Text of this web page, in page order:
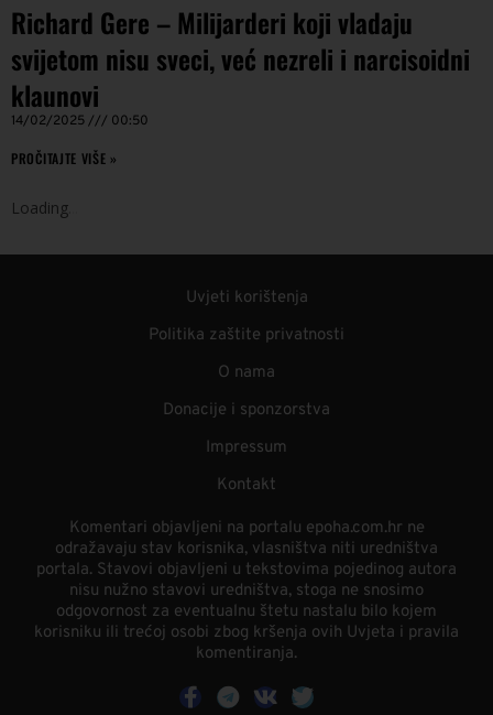
Richard Gere – Milijarderi koji vladaju
svijetom nisu sveci, već nezreli i narcisoidni
klaunovi
14/02/2025 00:50
PROČITAJTE VIŠE »
Loading
Uvjeti korištenja
Politika zaštite privatnosti
O nama
Donacije i sponzorstva
Impressum
Kontakt
Komentari objavljeni na portalu epoha.com.hr ne
odražavaju stav korisnika, vlasništva niti uredništva
portala. Stavovi objavljeni u tekstovima pojedinog autora
nisu nužno stavovi uredništva, stoga ne snosimo
odgovornost za eventualnu štetu nastalu bilo kojem
korisniku ili trećoj osobi zbog kršenja ovih Uvjeta i pravila
komentiranja.